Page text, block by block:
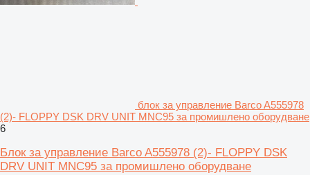
блок за управление Barco A555978
(2)- FLOPPY DSK DRV UNIT MNC95 за промишлено оборудване
6
Блок за управление Barco A555978 (2)- FLOPPY DSK
DRV UNIT MNC95 за промишлено оборудване